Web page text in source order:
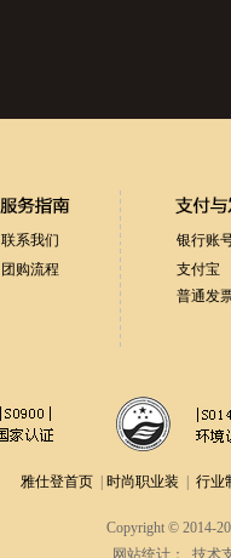
联系我们
团购流程
银行账
支付宝
普通发
雅仕登首页 时尚职业装 行业
Copyright © 2014-
网站统计：
技术